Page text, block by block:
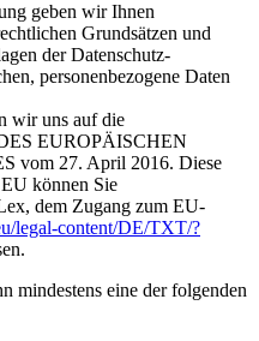
geben wir Ihnen
Grundsätzen und
der Datenschutz-
personenbezogene Daten
wir uns auf die
EUROPÄISCHEN
vom 27. April 2016. Diese
können Sie
dem Zugang zum EU-
legal-content/DE/TXT/?
mindestens eine der folgenden